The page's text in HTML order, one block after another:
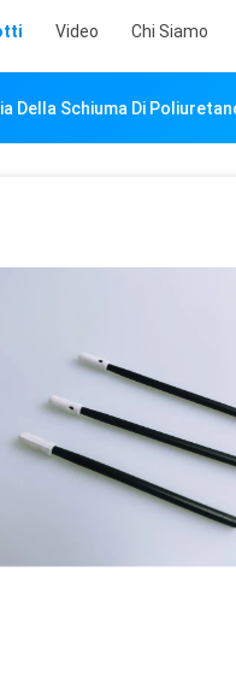
Video Chi Siamo
Della Schiuma Di